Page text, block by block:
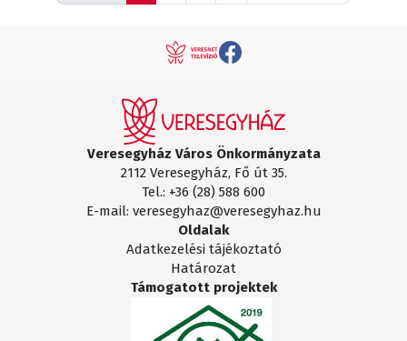
Veresegyház Város Önkormányzata
2112 Veresegyház, Fő út 35.
Tel.: +36 (28) 588 600
E-mail: veresegyhaz@veresegyhaz.hu
Oldalak
Adatkezelési tájékoztató
Határozat
Támogatott projektek